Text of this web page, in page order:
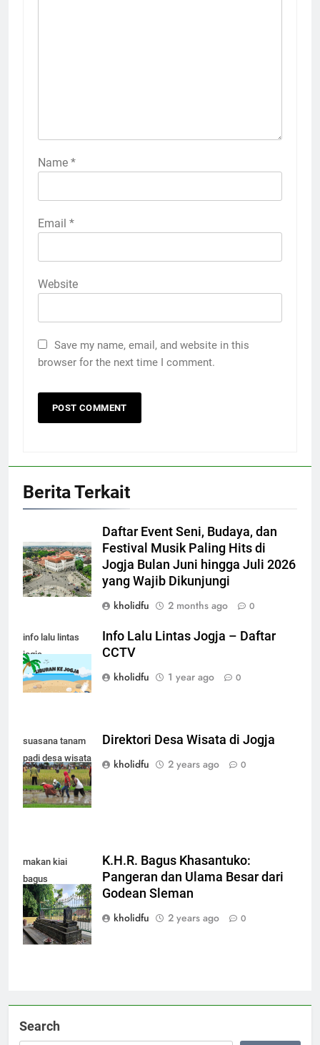
Name *
Email *
Website
Save my name, email, and website in this
browser for the next time I comment.
Berita Terkait
Daftar Event Seni, Budaya, dan
Festival Musik Paling Hits di
Jogja Bulan Juni hingga Juli 2026
yang Wajib Dikunjungi
kholidfu
2 months ago 0
info lalu lintas
jogja
Info Lalu Lintas Jogja – Daftar
CCTV
kholidfu
1 year ago 0
suasana tanam
padi desa wisata
jogja
Direktori Desa Wisata di Jogja
kholidfu
2 years ago 0
makan kiai
bagus
hasantuko
godean sleman
K.H.R. Bagus Khasantuko:
Pangeran dan Ulama Besar dari
Godean Sleman
kholidfu
2 years ago 0
Search